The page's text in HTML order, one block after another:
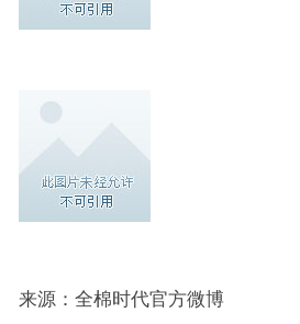
来源：全棉时代官方微博